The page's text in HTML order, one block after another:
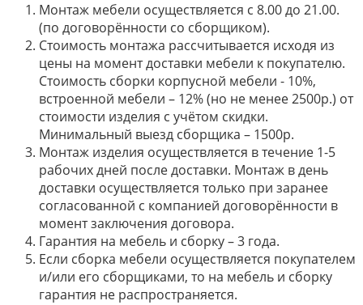
Монтаж мебели осуществляется с 8.00 до 21.00.
(по договорённости со сборщиком).
Стоимость монтажа рассчитывается исходя из
цены на момент доставки мебели к покупателю.
Стоимость сборки корпусной мебели - 10%,
встроенной мебели – 12% (но не менее 2500р.) от
стоимости изделия с учётом скидки.
Минимальный выезд сборщика – 1500р.
Монтаж изделия осуществляется в течение 1-5
рабочих дней после доставки. Монтаж в день
доставки осуществляется только при заранее
согласованной с компанией договорённости в
момент заключения договора.
Гарантия на мебель и сборку – 3 года.
Если сборка мебели осуществляется покупателем
и/или его сборщиками, то на мебель и сборку
гарантия не распространяется.